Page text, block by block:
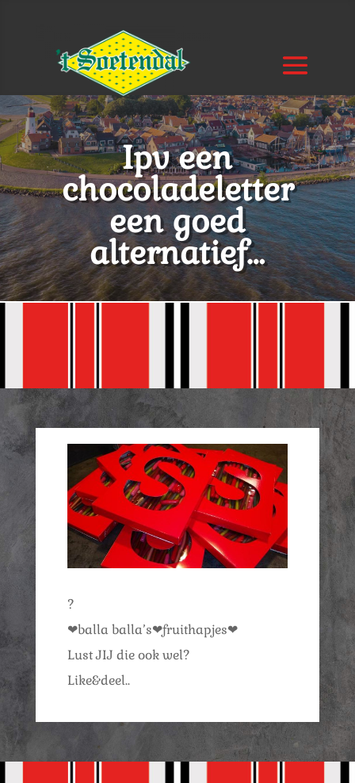
Ipv een
chocoladeletter
een goed
alternatief…
?
❤balla balla’s❤fruithapjes❤
Lust JIJ die ook wel?
Like&deel..